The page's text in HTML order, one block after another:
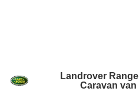
Landrover
Caravan van